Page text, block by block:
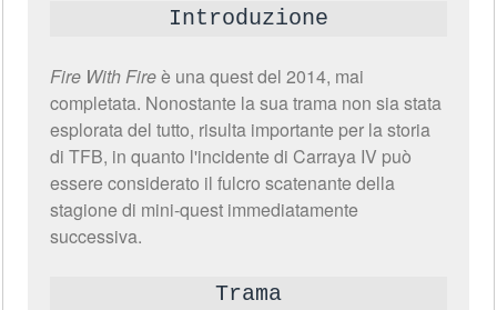
Introduzione
Fire With Fireè una quest del 2014, mai
completata. Nonostante la sua trama non sia stata
esplorata del tutto, risulta importante per la storia
di TFB, in quanto l'incidente di Carraya IV può
essere considerato il fulcro scatenante della
stagione di mini-quest immediatamente
successiva.
Trama